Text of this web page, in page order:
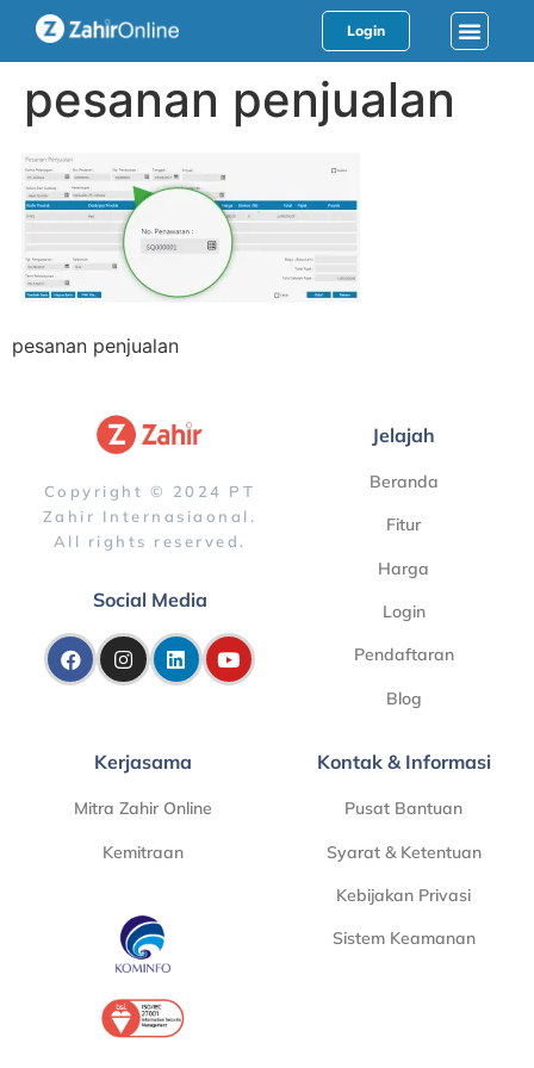
Login
pesanan penjualan
pesanan penjualan
Copyright © 2024 PT
Zahir Internasiaonal.
All rights reserved.
Social Media
Jelajah
Beranda
Fitur
Harga
Login
Pendaftaran
Blog
Kerjasama
Mitra Zahir Online
Kemitraan
Kontak & Informasi
Pusat Bantuan
Syarat & Ketentuan
Kebijakan Privasi
Sistem Keamanan